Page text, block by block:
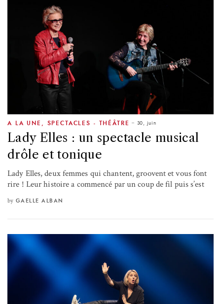
A LA UNE SPECTACLES - THÉÂTRE 30, juin
Lady Elles : un spectacle musical
drôle et tonique
Lady Elles, deux femmes qui chantent, groovent et vous font
rire ! Leur histoire a commencé par un coup de fil puis s’est
by GAELLE ALBAN